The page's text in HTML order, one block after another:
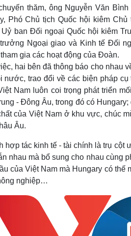
thăm, ông Nguyễn Văn
Phó Chủ tịch Quốc hội kiêm
Uỷ ban Đối ngoại Quốc hội kiêm
Ngoại giao và Kinh tế Đối
gia các hoạt động của Đoàn.
hai bên đã thông báo cho nhau
nước, trao đổi về các biện pháp
Nam luôn coi trọng phát triển
- Đông Âu, trong đó có
của Việt Nam ở khu vực, chúc
Âu.
hợp tác kinh tế - tài chính là trụ
nhau mà bổ sung cho nhau cùng
của Việt Nam mà Hungary có
nghiệp…